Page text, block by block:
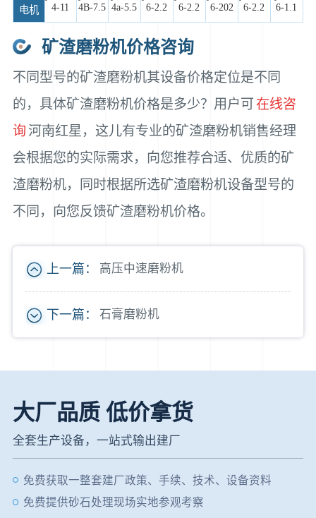
电机
4-11
4B-7.5 4a-5.5
6-2.2
6-2.2
6-202
6-2.2
6-1.1
矿渣磨粉机价格咨询
不同型号的矿渣磨粉机其设备价格定位是不同
的，具体矿渣磨粉机价格是多少？用户可 在线咨
询 河南红星，这儿有专业的矿渣磨粉机销售经理
会根据您的实际需求，向您推荐合适、优质的矿
渣磨粉机，同时根据所选矿渣磨粉机设备型号的
不同，向您反馈矿渣磨粉机价格。
上一篇： 高压中速磨粉机
下一篇： 石膏磨粉机
大厂品质 低价拿货
全套生产设备，一站式输出建厂
免费获取一整套建厂政策、手续、技术、设备资料
免费提供砂石处理现场实地参观考察